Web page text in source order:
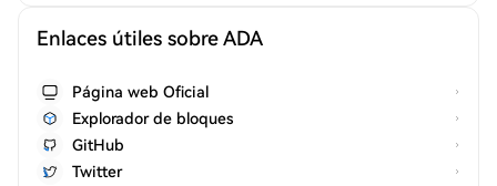
Enlaces útiles sobre ADA
Página web Oficial
Explorador de bloques
GitHub
Twitter